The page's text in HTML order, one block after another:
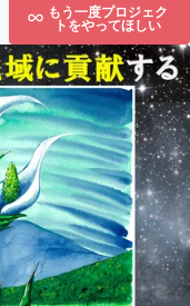
もう一度プロジェク
トをやってほしい